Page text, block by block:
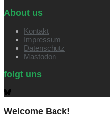
About us
Kontakt
Impressum
Datenschutz
Mastodon
folgt uns
Welcome Back!